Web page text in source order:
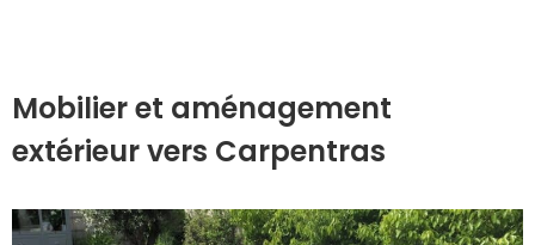
Mobilier et aménagement
extérieur vers Carpentras